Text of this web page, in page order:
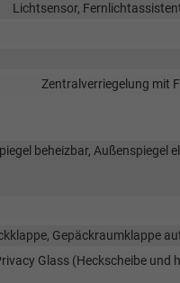
Lichtsensor,
Zentralverriegelung mit
beheizbar, Außenspiegel
Gepäckraumklappe
Glass (Heckscheibe und